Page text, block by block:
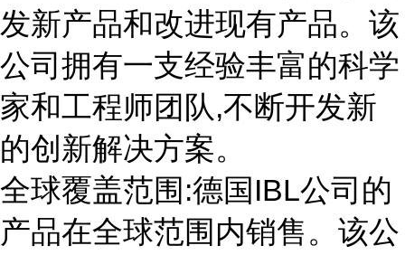
发新产品和改进现有产品。该
公司拥有一支经验丰富的科学
家和工程师团队,不断开发新
的创新解决方案。
全球覆盖范围:德国IBL公司的
产品在全球范围内销售。该公